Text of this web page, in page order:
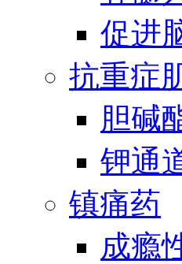
促进
抗重症
胆碱
钾通
镇痛药
成瘾